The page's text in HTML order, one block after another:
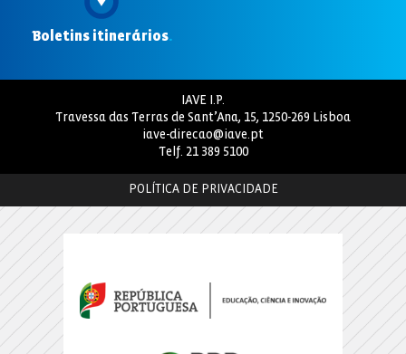
Boletins itinerários.
IAVE I.P.
Travessa das Terras de Sant’Ana, 15, 1250-269 Lisboa
iave-direcao@iave.pt
Telf. 21 389 5100
POLÍTICA DE PRIVACIDADE